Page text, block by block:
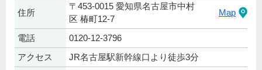
住所
〒453-0015 愛知県名古屋市中村
区 椿町12-7
Map
電話
0120-12-3796
アクセス
JR名古屋駅新幹線口より徒歩3分